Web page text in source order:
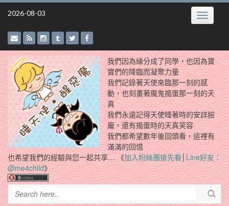
Skip
2026-08-03 Toggle
我們因為緣分成了同學，也因為寶
寶們的降臨而凝聚力量
我們記錄著天使來臨那一刻的感
動，也刻畫著魔鬼搗蛋那一刻的天
真
我們永遠記得天使睡著時的安詳臉
龐，還有搗蛋時的天真笑容
我們都希望數年後回頭看，這裡有
滿滿的回憶
也希望我們的經驗與您一起共享… 《加入粉絲團搶先看│Line好友：
@me4child》